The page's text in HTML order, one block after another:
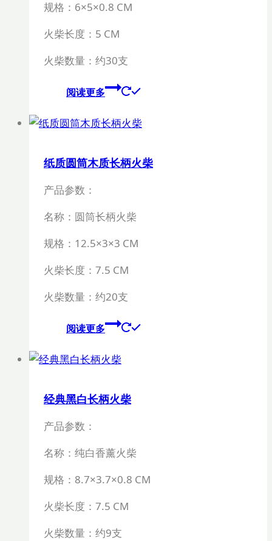
规格： 6×5×0.8 CM
火柴长度： 5 CM
火柴数量：约30支
阅读更多
纸质圆筒木质长柄火柴
产品参数：
名称：圆筒长柄火柴
规格： 12.5×3×3 CM
火柴长度： 7.5 CM
火柴数量：约20支
阅读更多
经典黑白长柄火柴
产品参数：
名称：纯白香薰火柴
规格： 8.7×3.7×0.8 CM
火柴长度： 7.5 CM
火柴数量：约9支